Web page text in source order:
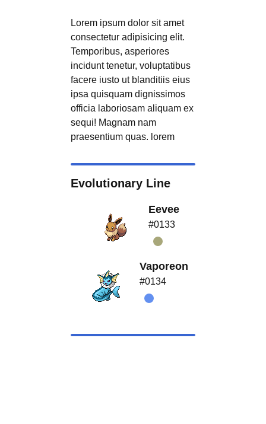
Lorem ipsum dolor sit amet
consectetur adipisicing elit.
Temporibus, asperiores
incidunt tenetur, voluptatibus
facere iusto ut blanditiis eius
ipsa quisquam dignissimos
officia laboriosam aliquam ex
sequi! Magnam nam
praesentium quas. lorem
Evolutionary Line
Eevee
#0133
Vaporeon
#0134